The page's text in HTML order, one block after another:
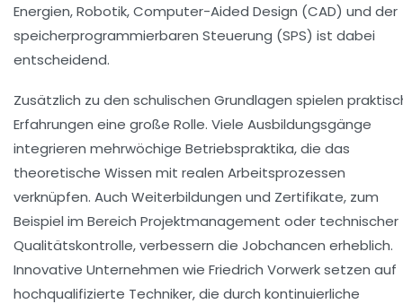
Energien, Robotik, Computer-Aided Design (CAD) und der
speicherprogrammierbaren Steuerung (SPS) ist dabei
entscheidend.
Zusätzlich zu den schulischen Grundlagen spielen
Erfahrungen eine große Rolle. Viele Ausbildungsgänge
integrieren mehrwöchige Betriebspraktika, die das
theoretische Wissen mit realen Arbeitsprozessen
verknüpfen. Auch Weiterbildungen und Zertifikate, zum
Beispiel im Bereich Projektmanagement oder technischer
Qualitätskontrolle, verbessern die Jobchancen erheblich.
Innovative Unternehmen wie Friedrich Vorwerk setzen auf
hochqualifizierte Techniker, die durch kontinuierliche